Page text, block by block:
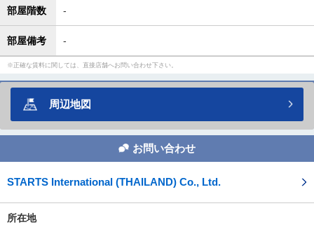
部屋階数 -
部屋備考 -
正確な賃料に関しては、直接店舗へお問い合わせ下さい。
周辺地図
お問い合わせ
STARTS International (THAILAND) Co., Ltd.
所在地